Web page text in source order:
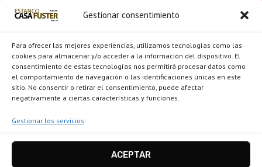
Gestionar consentimiento
Para ofrecer las mejores experiencias, utilizamos tecnologías como las
cookies para almacenar y/o acceder a la información del dispositivo. El
consentimiento de estas tecnologías nos permitirá procesar datos como
el comportamiento de navegación o las identificaciones únicas en este
sitio. No consentir o retirar el consentimiento, puede afectar
negativamente a ciertas características y funciones.
Gestionar los servicios
ACEPTAR
HIJO
Novedades
Escaparate